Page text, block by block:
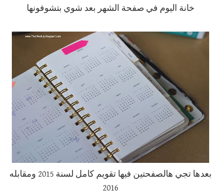
خانة اليوم في صفحة الشهر بعد شوي بتشوفونها
بعدها تجي هالصفحتين فيها تقويم كامل لسنة 2015 ومقابله
2016